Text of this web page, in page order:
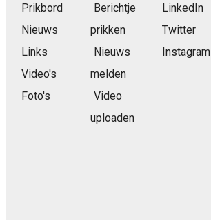
Prikbord
Nieuws
Links
Video's
Foto's
Berichtje
prikken
Nieuws
melden
Video
uploaden
LinkedIn
Twitter
Instagram